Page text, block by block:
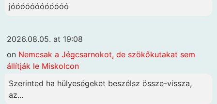
jóóóóóóóóóóóó
2026.08.05. at 19:08
on Nemcsak a Jégcsarnokot, de szökőkutakat sem
állítják le Miskolcon
Szerinted ha hülyeségeket beszélsz össze-vissza,
az...